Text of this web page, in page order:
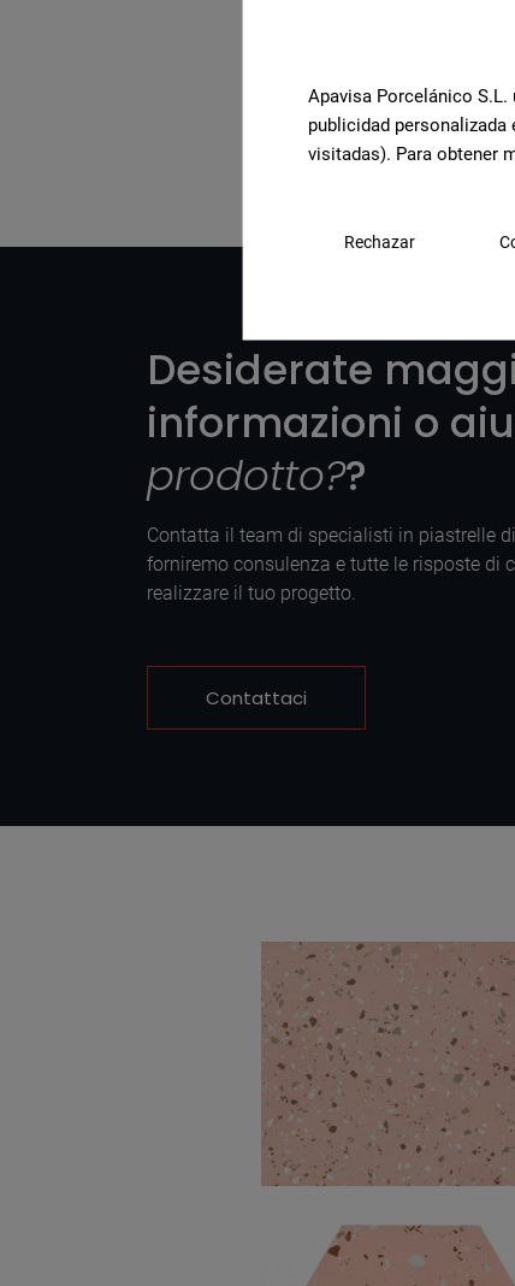
Visualizza la
Desiderate
informazioni o
prodotto??
Contatta il team di specialisti in piastrelle
forniremo consulenza e tutte le risposte di
realizzare il tuo progetto.
Contattaci
South Pink Natural
60X60
Apavisa Porcelánico
publicidad
visitadas). Para obtener
Rechazar